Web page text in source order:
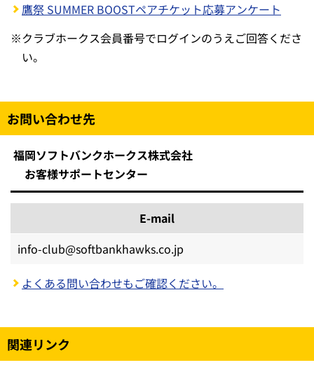
鷹祭 SUMMER BOOSTペアチケット応募アンケート
※クラブホークス会員番号でログインのうえご回答くださ
い。
お問い合わせ先
福岡ソフトバンクホークス株式会社
お客様サポートセンター
E-mail
info-club@softbankhawks.co.jp
よくある問い合わせもご確認ください。
関連リンク